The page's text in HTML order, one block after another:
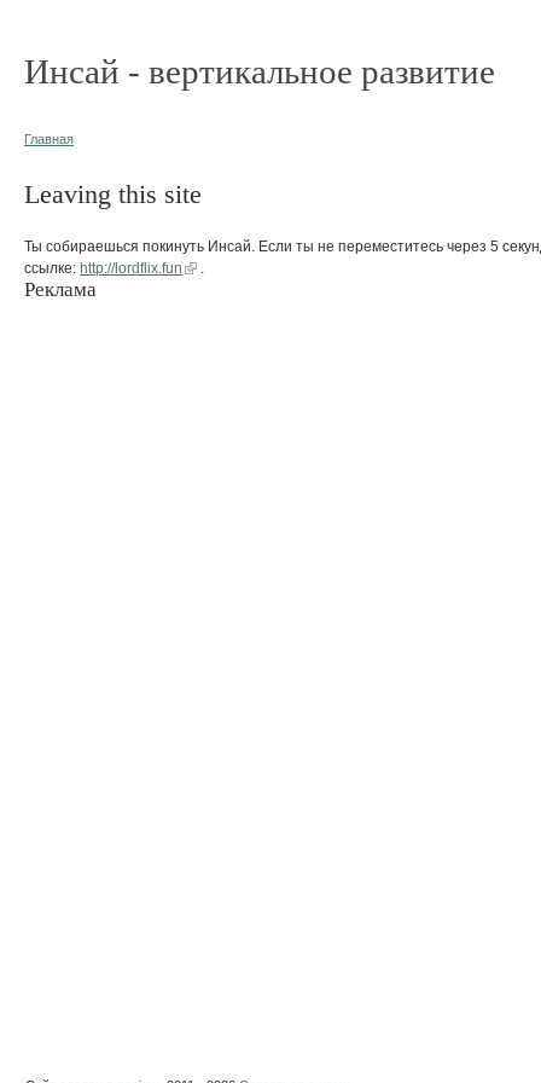
Инсай - вертикальное развитие
Главная
Leaving this site
Ты собираешься покинуть Инсай. Если ты не переместитесь через 5
ссылке: http://lordflix.fun
Реклама